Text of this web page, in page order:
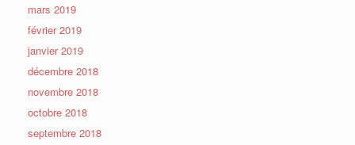
mars 2019
février 2019
janvier 2019
décembre 2018
novembre 2018
octobre 2018
septembre 2018